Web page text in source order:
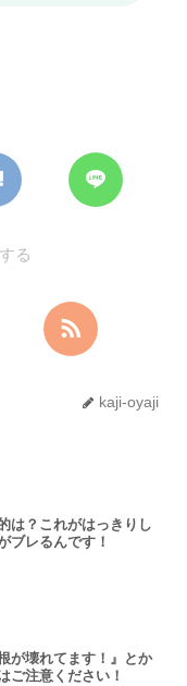
る
kaji-oyaji
は？これがはっきりし
ブレるんです！
が壊れてます！』とか
ご注意ください！